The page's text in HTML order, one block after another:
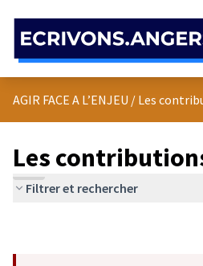
AGIR FACE A L’ENJEU / Les
Les
Filtrer et rechercher